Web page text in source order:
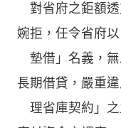
對省府之鉅額透
婉拒，任令省府
墊借」名義，無
長期借貸，嚴重
理省庫契約」之